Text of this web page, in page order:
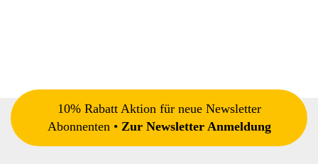
10% Rabatt Aktion für neue Newsletter
Abonnenten • Zur Newsletter Anmeldung